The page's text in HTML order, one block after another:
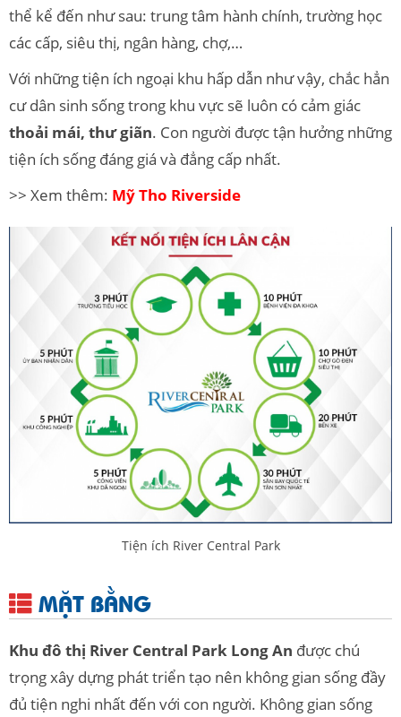
thể kể đến như sau: trung tâm hành chính, trường học
các cấp, siêu thị, ngân hàng, chợ,…
Với những tiện ích ngoại khu hấp dẫn như vậy, chắc hẳn
cư dân sinh sống trong khu vực sẽ luôn có cảm giác
thoải mái, thư giãn. Con người được tận hưởng những
tiện ích sống đáng giá và đẳng cấp nhất.
>> Xem thêm: Mỹ Tho Riverside
Tiện ích River Central Park
MẶT BẰNG
Khu đô thị River Central Park Long An được chú
trọng xây dựng phát triển tạo nên không gian sống đầy
đủ tiện nghi nhất đến với con người. Không gian sống